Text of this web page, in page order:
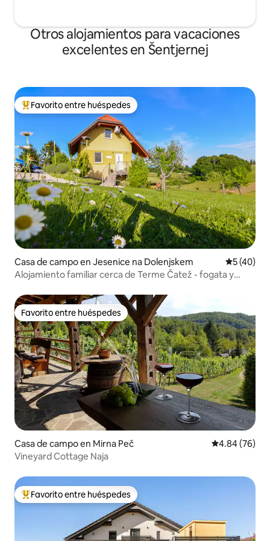
Otros alojamientos para vacaciones
excelentes en Šentjernej
Favorito entre huéspedes preferido
Favorito entre huéspedes
Casa de campo en Jesenice na Dolenjskem
5 (40)
Alojamiento familiar cerca de Terme Čatež - fogata y
Favorito entre huéspedes
Favorito entre huéspedes
Casa de campo en Mirna Peč Calificación
4.84 (76)
Vineyard Cottage Naja
Favorito entre huéspedes preferido
Favorito entre huéspedes